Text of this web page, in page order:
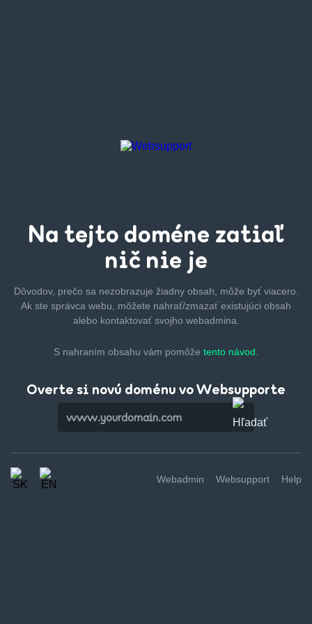
Na tejto doméne zatiaľ
nič nie je
Dôvodov, prečo sa nezobrazuje žiadny obsah, môže byťviacero.
Ak ste správca webu, môžete nahrať/zmazaťexistujúci obsah
alebo kontaktovať svojho webadmina.
S nahraním obsahu vám pomôže tento návod.
Overte si novú doménu vo Websupporte
Webadmin Websupport Help